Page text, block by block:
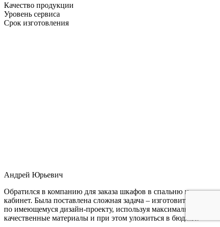
Качество продукции
Уровень сервиса
Срок изготовления
Андрей Юрьевич
Обратился в компанию для заказа шкафов в спальню и
кабинет. Была поставлена сложная задача – изготовить мебель
по имеющемуся дизайн-проекту, используя максимально
качественные материалы и при этом уложиться в бюджет.